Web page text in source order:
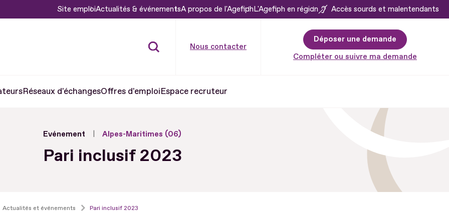
Site emploiActualités & événementsA propos de l'AgefiphL'Agefiph en région Accès sourds et malentendants
Nous contacter
Déposer une demande
Compléter ou suivre ma demande
Réseaux d'échangesOffres d'emploiEspace recruteur
Evénement Alpes-Maritimes (06)
Pari inclusif 2023
Actualités et événements Pari inclusif 2023